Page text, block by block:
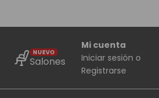
NUEVO
Salones
Mi cuenta
Iniciar sesión o
Registrarse